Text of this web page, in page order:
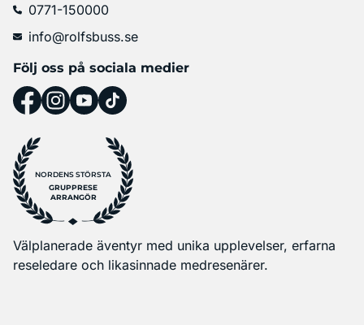
0771-150000
info@rolfsbuss.se
Följ oss på sociala medier
NORDENS STÖRSTA
GRUPPRESE
ARRANGÖR
Välplanerade äventyr med unika upplevelser, erfarna
reseledare och likasinnade medresenärer.